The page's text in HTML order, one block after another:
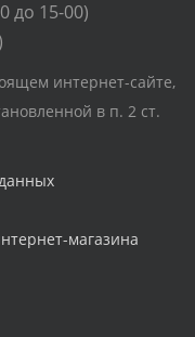
до 15-00)
интернет-сайте,
в п. 2 ст.
магазина